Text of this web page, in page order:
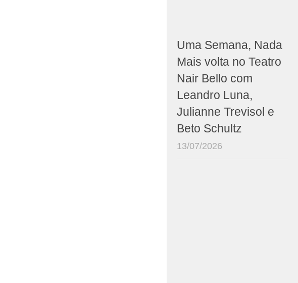
Uma Semana, Nada
Mais volta no Teatro
Nair Bello com
Leandro Luna,
Julianne Trevisol e
Beto Schultz
13/07/2026